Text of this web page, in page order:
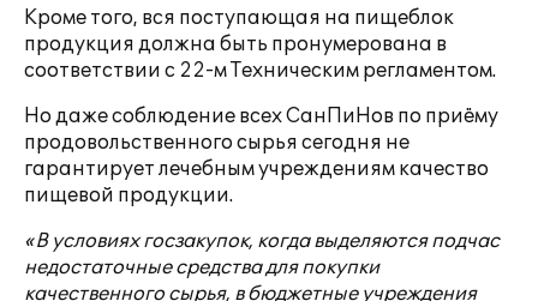
Кроме того, вся поступающая на пищеблок
продукция должна быть пронумерована в
соответствии с 22-м Техническим регламентом.
Но даже соблюдение всех СанПиНов по приёму
продовольственного сырья сегодня не
гарантирует лечебным учреждениям качество
пищевой продукции.
«В условиях госзакупок, когда выделяются подчас
недостаточные средства для покупки
качественного сырья, в бюджетные учреждения